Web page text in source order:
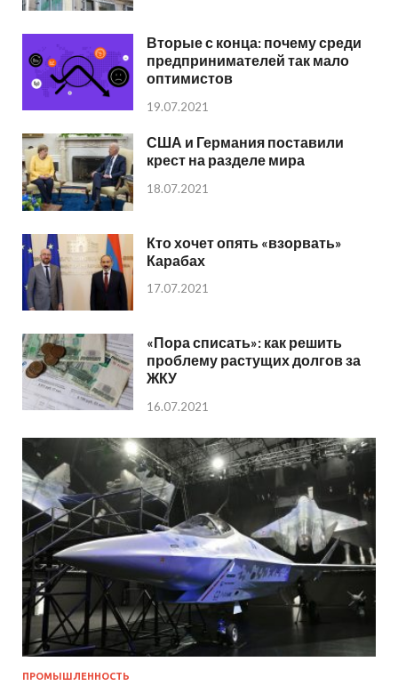
Вторые с конца: почему среди
предпринимателей так мало
оптимистов
19.07.2021
США и Германия поставили
крест на разделе мира
18.07.2021
Кто хочет опять «взорвать»
Карабах
17.07.2021
«Пора списать»: как решить
проблему растущих долгов за
ЖКУ
16.07.2021
ПРОМЫШЛЕННОСТЬ